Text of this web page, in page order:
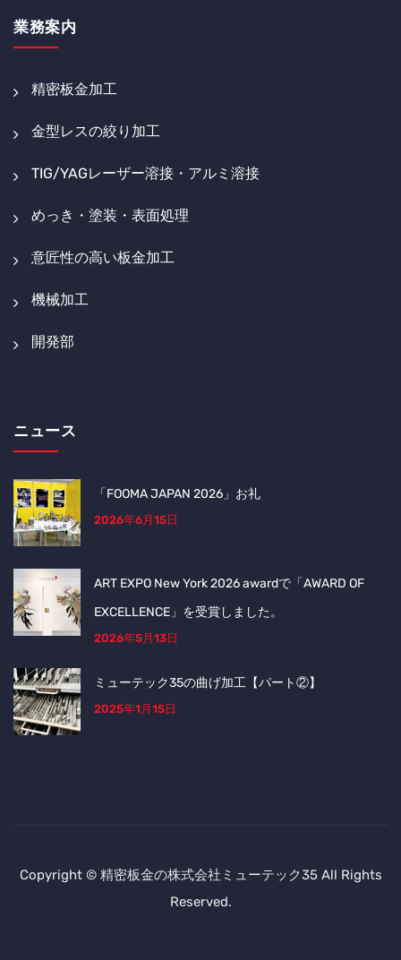
業務案内
精密板金加工
金型レスの絞り加工
TIG/YAGレーザー溶接・アルミ溶接
めっき・塗装・表面処理
意匠性の高い板金加工
機械加工
開発部
ニュース
「FOOMA JAPAN 2026」お礼
2026年6月15日
ART EXPO New York 2026 awardで「AWARD OF
EXCELLENCE」を受賞しました。
2026年5月13日
ミューテック35の曲げ加工【パート②】
2025年1月15日
Copyright © 精密板金の株式会社ミューテック35 All Rights
Reserved.